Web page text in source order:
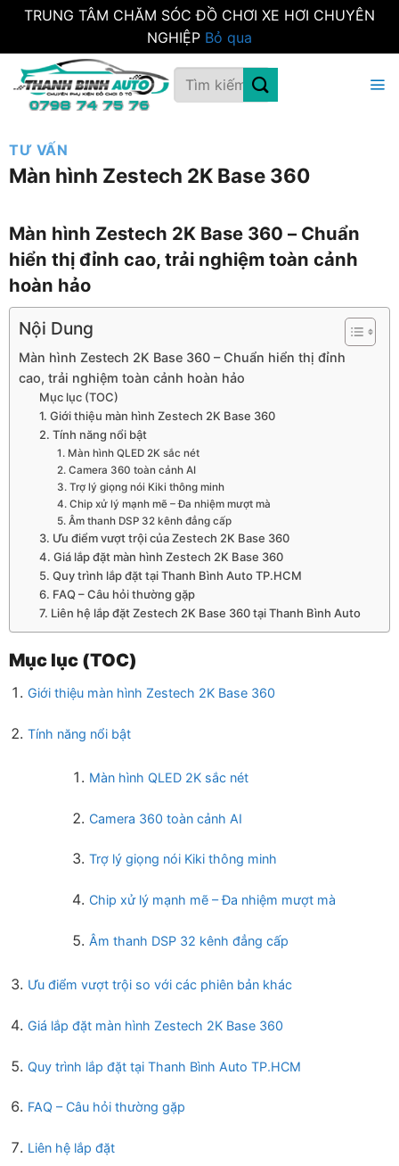
TRUNG TÂM CHĂM SÓC ĐỒ CHƠI XE HƠI CHUYÊN
NGHIỆP Bỏ qua
qua
Tìm
kiếm:
TƯ VẤN
Màn hình Zestech 2K Base 360
Màn hình Zestech 2K Base 360 – Chuẩn
hiển thị đỉnh cao, trải nghiệm toàn cảnh
hoàn hảo
Nội Dung
Màn hình Zestech 2K Base 360 – Chuẩn hiển thị đỉnh
cao, trải nghiệm toàn cảnh hoàn hảo
Mục lục (TOC)
1. Giới thiệu màn hình Zestech 2K Base 360
2. Tính năng nổi bật
1. Màn hình QLED 2K sắc nét
2. Camera 360 toàn cảnh AI
3. Trợ lý giọng nói Kiki thông minh
4. Chip xử lý mạnh mẽ – Đa nhiệm mượt mà
5. Âm thanh DSP 32 kênh đẳng cấp
3. Ưu điểm vượt trội của Zestech 2K Base 360
4. Giá lắp đặt màn hình Zestech 2K Base 360
5. Quy trình lắp đặt tại Thanh Bình Auto TP.HCM
6. FAQ – Câu hỏi thường gặp
7. Liên hệ lắp đặt Zestech 2K Base 360 tại Thanh Bình Auto
Mục lục (TOC)
Giới thiệu màn hình Zestech 2K Base 360
Tính năng nổi bật
Màn hình QLED 2K sắc nét
Camera 360 toàn cảnh AI
Trợ lý giọng nói Kiki thông minh
Chip xử lý mạnh mẽ – Đa nhiệm mượt mà
Âm thanh DSP 32 kênh đẳng cấp
Ưu điểm vượt trội so với các phiên bản khác
Giá lắp đặt màn hình Zestech 2K Base 360
Quy trình lắp đặt tại Thanh Bình Auto TP.HCM
FAQ – Câu hỏi thường gặp
Liên hệ lắp đặt